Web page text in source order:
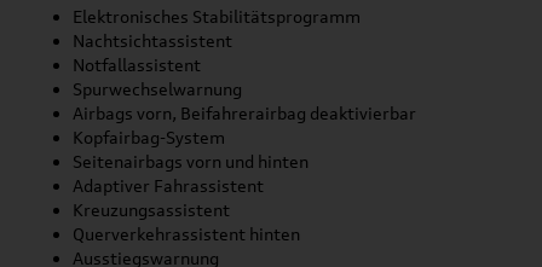
Elektronisches Stabilitätsprogramm
Nachtsichtassistent
Notfallassistent
Spurwechselwarnung
Airbags vorn, Beifahrerairbag deaktivierbar
Kopfairbag-System
Seitenairbags vorn und hinten
Adaptiver Fahrassistent
Kreuzungsassistent
Querverkehrassistent hinten
Ausstiegswarnung